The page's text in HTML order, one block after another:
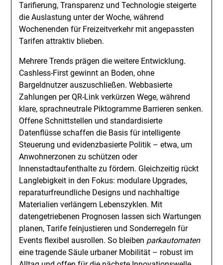
Tarifierung, Transparenz und Technologie steigerte
die Auslastung unter der Woche, während
Wochenenden für Freizeitverkehr mit angepassten
Tarifen attraktiv blieben.
Mehrere Trends prägen die weitere Entwicklung.
Cashless-First gewinnt an Boden, ohne
Bargeldnutzer auszuschließen. Webbasierte
Zahlungen per QR-Link verkürzen Wege, während
klare, sprachneutrale Piktogramme Barrieren senken.
Offene Schnittstellen und standardisierte
Datenflüsse schaffen die Basis für intelligente
Steuerung und evidenzbasierte Politik – etwa, um
Anwohnerzonen zu schützen oder
Innenstadtaufenthalte zu fördern. Gleichzeitig rückt
Langlebigkeit in den Fokus: modulare Upgrades,
reparaturfreundliche Designs und nachhaltige
Materialien verlängern Lebenszyklen. Mit
datengetriebenen Prognosen lassen sich Wartungen
planen, Tarife feinjustieren und Sonderregeln für
Events flexibel ausrollen. So bleiben parkautomaten
eine tragende Säule urbaner Mobilität – robust im